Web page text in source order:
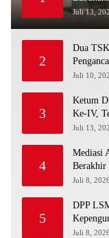
Juli 13,
2
Dua
Lolowau
Juli 10,
3
Ketum
Ke-IV,
dan
Juli 13,
4
Mediasi
Berakhir
Juli 8, 2026
5
DPP
Juli 8, 2026